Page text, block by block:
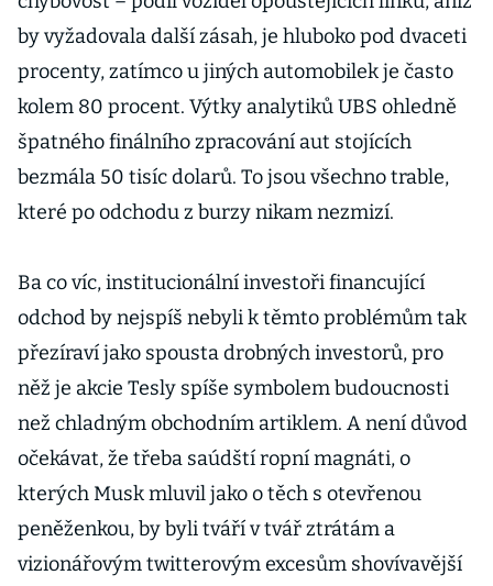
by vyžadovala další zásah, je hluboko pod dvaceti
procenty, zatímco u jiných automobilek je často
kolem 80 procent. Výtky analytiků UBS ohledně
špatného finálního zpracování aut stojících
bezmála 50 tisíc dolarů. To jsou všechno trable,
které po odchodu z burzy nikam nezmizí.
Ba co víc, institucionální investoři financující
odchod by nejspíš nebyli k těmto problémům tak
přezíraví jako spousta drobných investorů, pro
něž je akcie Tesly spíše symbolem budoucnosti
než chladným obchodním artiklem. A není důvod
očekávat, že třeba saúdští ropní magnáti, o
kterých Musk mluvil jako o těch s otevřenou
peněženkou, by byli tváří v tvář ztrátám a
vizionářovým twitterovým excesům shovívavější